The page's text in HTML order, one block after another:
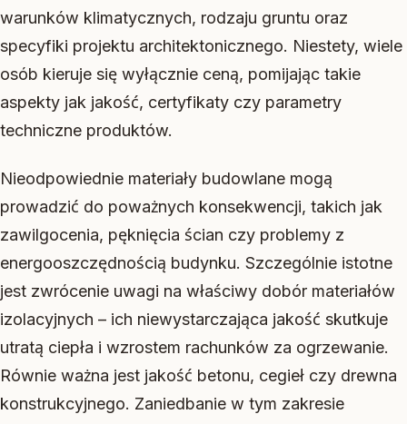
warunków klimatycznych, rodzaju gruntu oraz
specyfiki projektu architektonicznego. Niestety, wiele
osób kieruje się wyłącznie ceną, pomijając takie
aspekty jak jakość, certyfikaty czy parametry
techniczne produktów.
Nieodpowiednie materiały budowlane mogą
prowadzić do poważnych konsekwencji, takich jak
zawilgocenia, pęknięcia ścian czy problemy z
energooszczędnością budynku. Szczególnie istotne
jest zwrócenie uwagi na właściwy dobór materiałów
izolacyjnych – ich niewystarczająca jakość skutkuje
utratą ciepła i wzrostem rachunków za ogrzewanie.
Równie ważna jest jakość betonu, cegieł czy drewna
konstrukcyjnego. Zaniedbanie w tym zakresie